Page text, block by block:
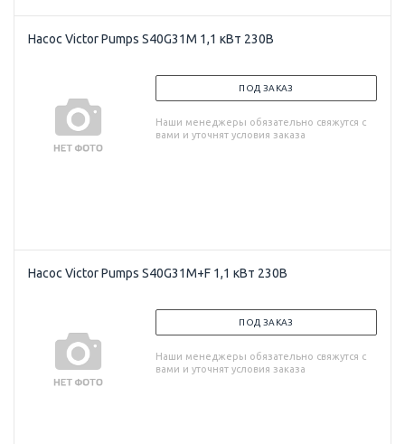
Насос Victor Pumps S40G31M 1,1 кВт 230В
ПОД ЗАКАЗ
Наши менеджеры обязательно свяжутся с
вами и уточнят условия заказа
Насос Victor Pumps S40G31M+F 1,1 кВт 230В
ПОД ЗАКАЗ
Наши менеджеры обязательно свяжутся с
вами и уточнят условия заказа